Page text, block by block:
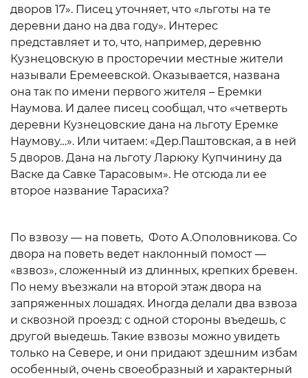
дворов 17». Писец уточняет, что «льготы на те
деревни дано на два году». Интерес
представляет и то, что, например, деревню
Кузнецовскую в просторечии местные жители
называли Еремеевской. Оказывается, названа
она так по имени первого жителя – Еремки
Наумова. И далее писец сообщал, что «четверть
деревни Кузнецовские дана на льготу Еремке
Наумову…». Или читаем: «Дер.Паштовская, а в ней
5 дворов. Дана на льготу Ларюку Купчинину да
Васке да Савке Тарасовым». Не отсюда ли ее
второе название Тарасиха?
По взвозу — на поветь, Фото А.Ополовникова. Со
двора на поветь ведет наклонный помост —
«взвоз», сложенный из длинных, крепких бревен.
По нему въезжали на второй этаж двора на
запряженных лошадях. Иногда делали два взвоза
и сквозной проезд: с одной стороны въедешь, с
другой выедешь. Такие взвозы можно увидеть
только на Севере, и они придают здешним избам
особенный, очень своеобразный и характерный